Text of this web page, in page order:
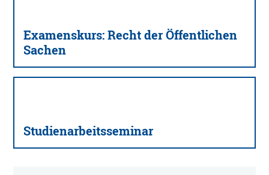
Examenskurs: Recht der Öffentlichen
Sachen
Studienarbeitsseminar